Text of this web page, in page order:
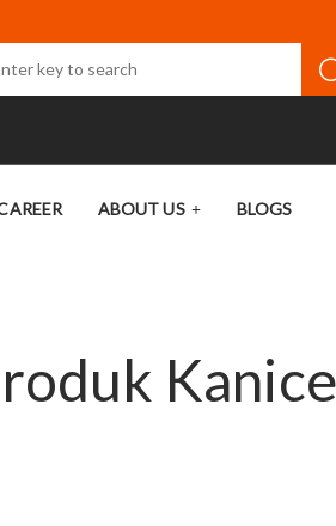
ABOUT US BLOGS